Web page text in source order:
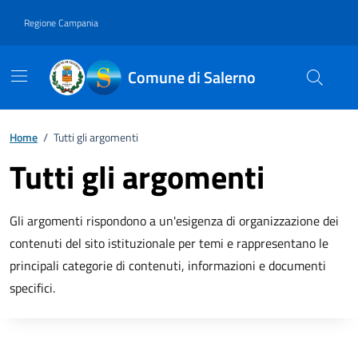
Regione Campania
Comune di Salerno
Home / Tutti gli argomenti
Tutti gli argomenti
Descrizione breve
Gli argomenti rispondono a un'esigenza di organizzazione dei
contenuti del sito istituzionale per temi e rappresentano le
principali categorie di contenuti, informazioni e documenti
specifici.